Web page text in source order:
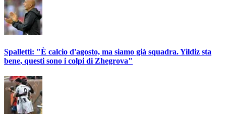
Spalletti: "È calcio d'agosto, ma siamo già squadra. Yildiz sta
bene, questi sono i colpi di Zhegrova"